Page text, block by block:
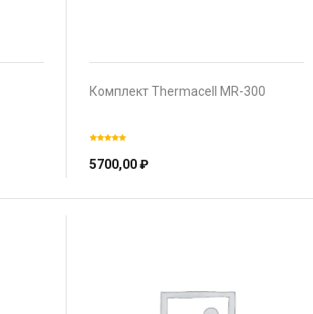
Комплект Thermacell MR-300
5700,00₽